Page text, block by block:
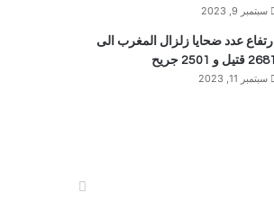
سبتمبر 9, 2023
ارتفاع عدد ضحايا زلزال المغرب الى
2681 قتيل و 2501 جريح
سبتمبر 11, 2023